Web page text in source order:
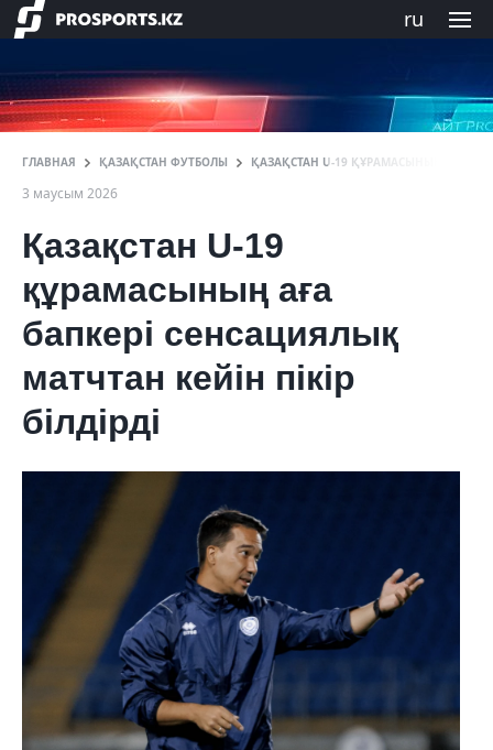
ru
ГЛАВНАЯ ҚАЗАҚСТАН ФУТБОЛЫ ҚАЗАҚСТАН U-19 ҚҰРАМАСЫНЫҢ АҒА
3 маусым 2026
Қазақстан U-19
құрамасының аға
бапкері сенсациялық
матчтан кейін пікір
білдірді